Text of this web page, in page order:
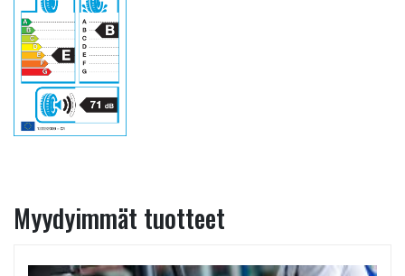
Myydyimmät tuotteet